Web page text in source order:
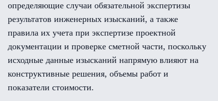
определяющие случаи обязательной экспертизы
результатов инженерных изысканий, а также
правила их учета при экспертизе проектной
документации и проверке сметной части, поскольку
исходные данные изысканий напрямую влияют на
конструктивные решения, объемы работ и
показатели стоимости.